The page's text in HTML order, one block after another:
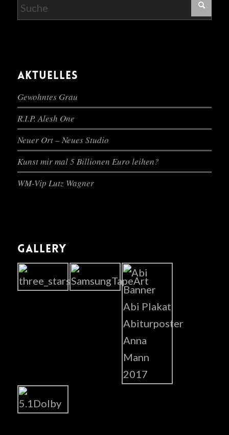
AKTUELLES
Gewohntes Grau
R.I.P. Alesh One
Neuer Ort – Neues Studio
Kunst mir mal 5 Billionen Euro leihen?
WM-Vip Lutz Wagner
GALLERY